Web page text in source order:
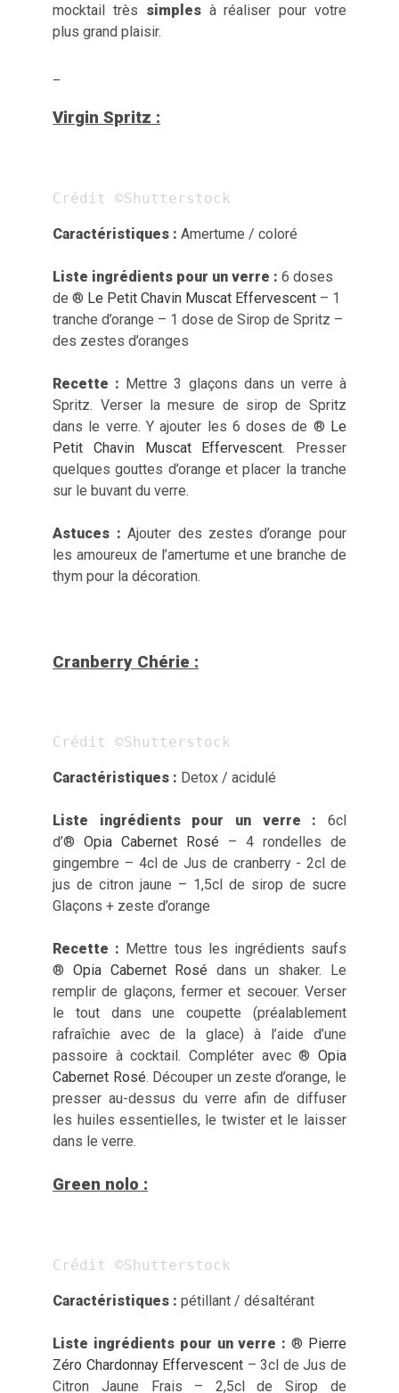
mocktail très simplesà réaliser pour votre
plus grand plaisir.
Virgin Spritz :
Crédit ©Shutterstock
Caractéristiques : Amertume / coloré
Liste ingrédients pour un verre : 6 doses
de ® Le Petit Chavin Muscat Effervescent – 1
tranche d’orange – 1 dose de Sirop de Spritz –
des zestes d’oranges
Recette : Mettre 3 glaçons dans un verre à
Spritz. Verser la mesure de sirop de Spritz
dans le verre. Y ajouter les 6 doses de ® Le
Petit Chavin Muscat Effervescent. Presser
quelques gouttes d’orange et placer la tranche
sur le buvant du verre.
Astuces : Ajouter des zestes d’orange pour
les amoureux de l’amertume et une branche de
thym pour la décoration.
Cranberry Chérie :
Crédit ©Shutterstock
Caractéristiques : Detox / acidulé
Liste ingrédients pour un verre : 6cl
d’®Opia Cabernet Rosé – 4 rondelles de
gingembre – 4cl de Jus de cranberry - 2cl de
jus de citron jaune – 1,5cl de sirop de sucre
Glaçons + zeste d’orange
Recette : Mettre tous les ingrédients saufs
® Opia Cabernet Rosé dans un shaker. Le
remplir de glaçons, fermer et secouer. Verser
le tout dans une coupette (préalablement
rafraîchie avec de la glace) à l’aide d’une
passoire à cocktail. Compléter avec ® Opia
Cabernet Rosé. Découper un zeste d’orange, le
presser au-dessus du verre afin de diffuser
les huiles essentielles, le twister et le laisser
dans le verre.
Green nolo :
Crédit ©Shutterstock
Caractéristiques : pétillant / désaltérant
Liste ingrédients pour un verre : ® Pierre
Zéro Chardonnay Effervescent – 3cl de Jus de
Citron Jaune Frais – 2,5cl de Sirop de